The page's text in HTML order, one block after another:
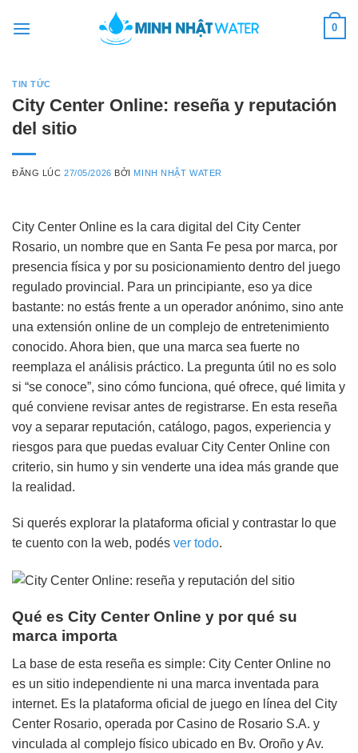
0
TIN TỨC
City Center Online: reseña y reputación
del sitio
ĐĂNG LÚC27/05/2026 BỞI MINH NHẬT WATER
City Center Online es la cara digital del City Center
Rosario, un nombre que en Santa Fe pesa por marca, por
presencia física y por su posicionamiento dentro del juego
regulado provincial. Para un principiante, eso ya dice
bastante: no estás frente a un operador anónimo, sino ante
una extensión online de un complejo de entretenimiento
conocido. Ahora bien, que una marca sea fuerte no
reemplaza el análisis práctico. La pregunta útil no es solo
si “se conoce”, sino cómo funciona, qué ofrece, qué limita y
qué conviene revisar antes de registrarse. En esta reseña
voy a separar reputación, catálogo, pagos, experiencia y
riesgos para que puedas evaluar City Center Online con
criterio, sin humo y sin venderte una idea más grande que
la realidad.
Si querés explorar la plataforma oficial y contrastar lo que
te cuento con la web, podés ver todo.
Qué es City Center Online y por qué su
marca importa
La base de esta reseña es simple: City Center Online no
es un sitio independiente ni una marca inventada para
internet. Es la plataforma oficial de juego en línea del City
Center Rosario, operada por Casino de Rosario S.A. y
vinculada al complejo físico ubicado en Bv. Oroño y Av.